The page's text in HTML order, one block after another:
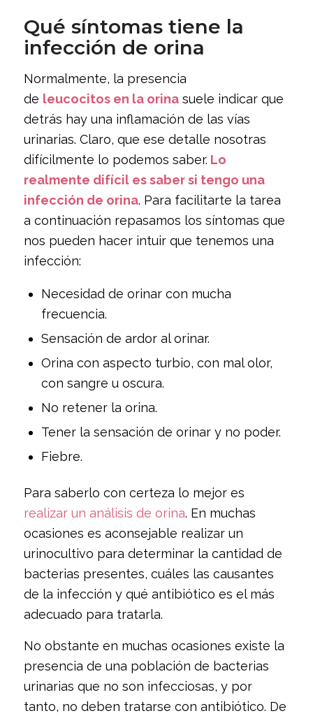
Qué síntomas tiene la
infección de orina
Normalmente, la presencia
de leucocitos en la orinasuele indicar que
detrás hay una inflamación de las vías
urinarias. Claro, que ese detalle nosotras
difícilmente lo podemos saber. Lo
realmente difícil es saber si tengo una
infección de orina. Para facilitarte la tarea
a continuación repasamos los síntomas que
nos pueden hacer intuir que tenemos una
infección:
Necesidad de orinar con mucha
frecuencia.
Sensación de ardor al orinar.
Orina con aspecto turbio, con mal olor,
con sangre u oscura.
No retener la orina.
Tener la sensación de orinar y no poder.
Fiebre.
Para saberlo con certeza lo mejor es
realizar un análisis de orina. En muchas
ocasiones es aconsejable realizar un
urinocultivo para determinar la cantidad de
bacterias presentes, cuáles las causantes
de la infección y qué antibiótico es el más
adecuado para tratarla.
No obstante en muchas ocasiones existe la
presencia de una población de bacterias
urinarias que no son infecciosas, y por
tanto, no deben tratarse con antibiótico. De